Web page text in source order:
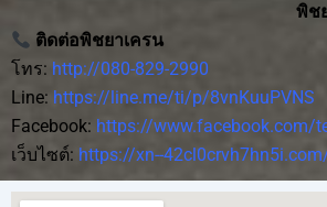
พิช
ติดต่อพิชยาเครน
โทร: http://080-829-2990
Line: https://line.me/ti/p/8vnKuuPVNS
Facebook: https://www.facebook.com/
เว็บไซต์: https://xn--